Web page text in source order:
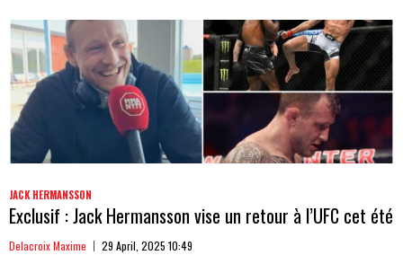
JACK HERMANSSON
Exclusif : Jack Hermansson vise un retour à l’UFC cet été
Delacroix Maxime 29 April, 2025 10:49